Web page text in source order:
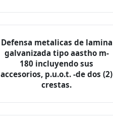
Defensa metalicas de lamina
galvanizada tipo aastho m-
180 incluyendo sus
accesorios, p.u.o.t. -de dos (2)
crestas.